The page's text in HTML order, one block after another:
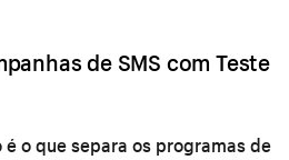
de SMS com Teste
o que separa os programas de